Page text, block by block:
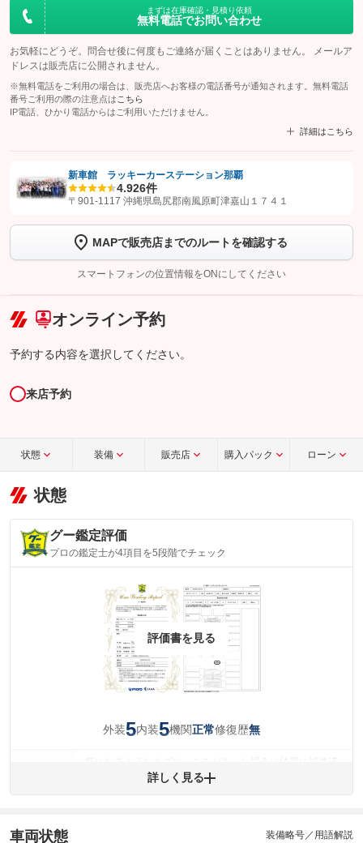
まずは在庫確認・見積り依頼
無料電話でお問い合わせ
お気軽にどうぞ。問合せ後に何度もご連絡が届くことはありません。 メールア
ドレスは販売店に公開されません。
※無料電話をご利用の場合は、販売店へお客様の電話番号が通知されます。無料電話
番号ご利用の際の注意点は こちら
IP電話、ひかり電話からはご利用いただけません。
詳細はこちら
【STEP1】認証画面でグーネットを友だち追加してから「許可する」ボタンを押
トーク画面で
ボタンをタップして問い合わせを
完了してください。
こちら
新車館 ラッキーカーステーション那覇
4.926件
〒901-1117 沖縄県島尻郡南風原町津嘉山１７４１
MAPで販売店までのルートを確認する
スマートフォンの位置情報をONにしてください
オンライン予約
予約する内容を選択してください。
来店予約
状態 装備 販売店 購入パック ローン
状態
グー鑑定評価
プロの鑑定士が4項目を5段階でチェック
評価書を見る
外装5内装5機関正常修復歴無
みですが、 小さなキズやヘコミが残っている場合もありま
内装
気になる汚れ等がない綺麗な室内を保っています。
詳しく見る
車両状態 装備略号／用語解説